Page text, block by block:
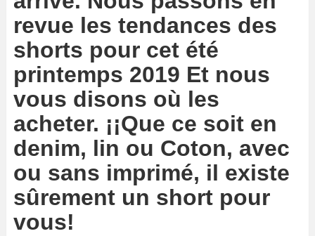
revue les tendances des
shorts pour cet été
printemps 2019 Et nous
vous disons où les
acheter. ¡¡Que ce soit en
denim, lin ou Coton, avec
ou sans imprimé, il existe
sûrement un short pour
vous!